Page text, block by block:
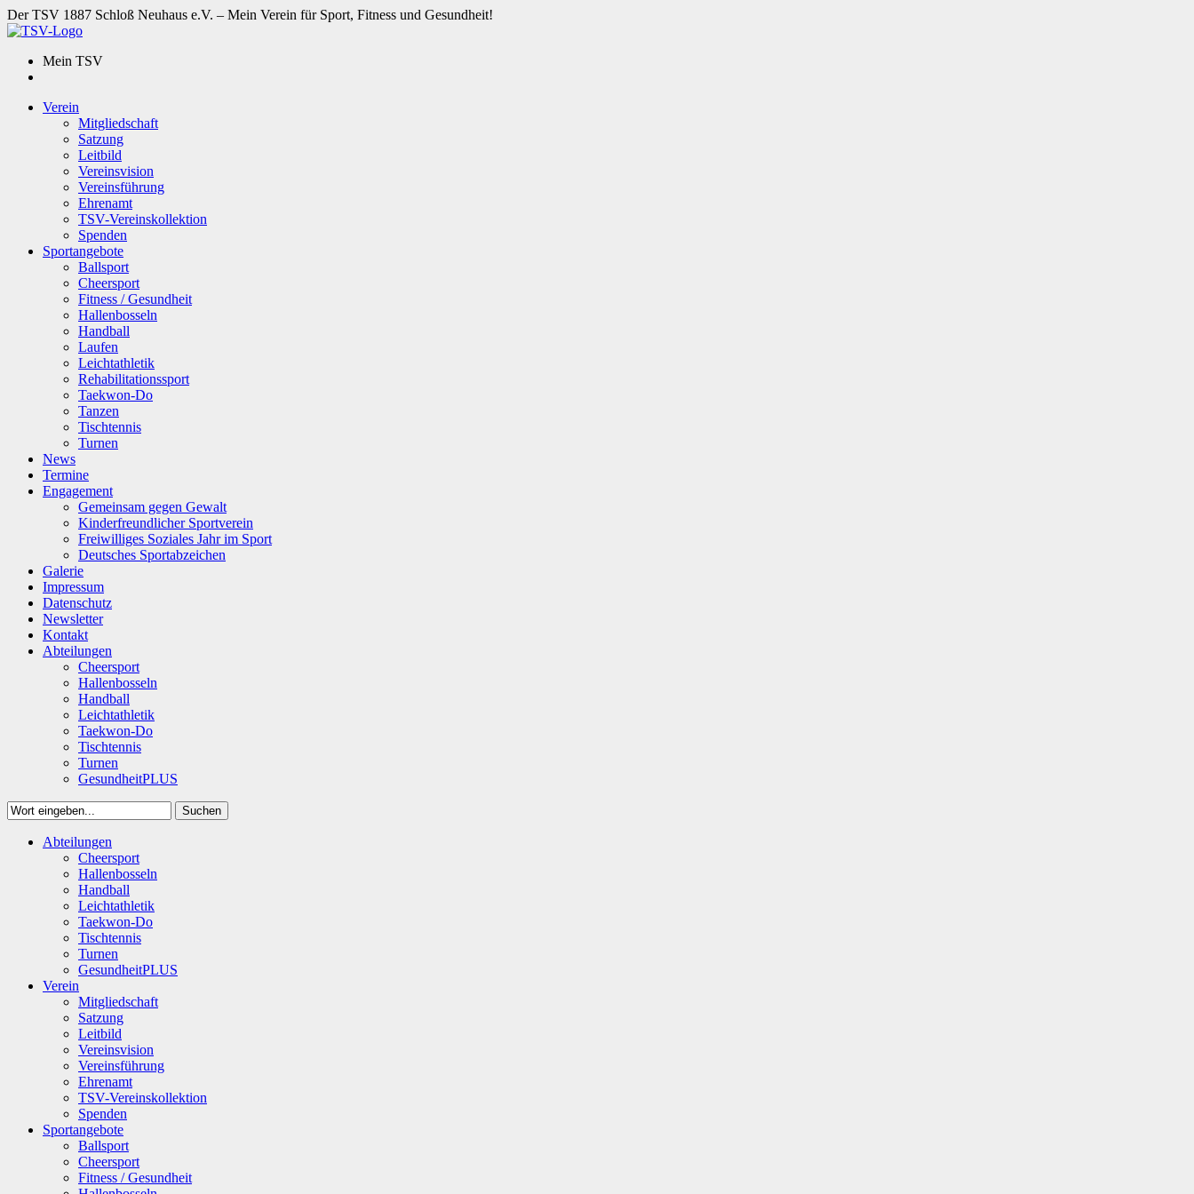
Der TSV 1887 Schloß Neuhaus e.V. – Mein Verein für Sport, Fitness und Gesundheit!
Mein TSV
Verein
Mitgliedschaft
Satzung
Leitbild
Vereinsvision
Vereinsführung
Ehrenamt
TSV-Vereinskollektion
Spenden
Sportangebote
Ballsport
Cheersport
Fitness / Gesundheit
Hallenbosseln
Handball
Laufen
Leichtathletik
Rehabilitationssport
Taekwon-Do
Tanzen
Tischtennis
Turnen
News
Termine
Engagement
Gemeinsam gegen Gewalt
Kinderfreundlicher Sportverein
Freiwilliges Soziales Jahr im Sport
Deutsches Sportabzeichen
Galerie
Impressum
Datenschutz
Newsletter
Kontakt
Abteilungen
Cheersport
Hallenbosseln
Handball
Leichtathletik
Taekwon-Do
Tischtennis
Turnen
GesundheitPLUS
Suchen
SuchenAbteilungen
Cheersport
Hallenbosseln
Handball
Leichtathletik
Taekwon-Do
Tischtennis
Turnen
GesundheitPLUS
Verein
Mitgliedschaft
Satzung
Leitbild
Vereinsvision
Vereinsführung
Ehrenamt
TSV-Vereinskollektion
Spenden
Sportangebote
Ballsport
Cheersport
Fitness / Gesundheit